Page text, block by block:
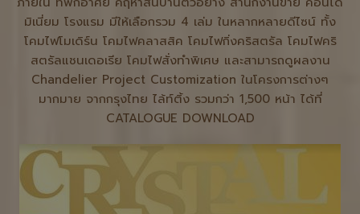
มิเนี่ยม โรงแรม มีให้เลือกรวม 4 เล่ม ในหลากหลายดีไซน์ ทั้ง
โคมไฟโมเดิร์น โคมไฟคลาสสิค โคมไฟกิ่งคริสตรัล โคมไฟคริ
สตรัลแชนเดอเรีย โคมไฟสั่งทำพิเศษ และสามารถดูผลงาน
Chandelier Project Customization ในโครงการต่างๆ
มากมาย จากกรุงไทย ไล้ท์ติ้ง รวมกว่า 1,500 หน้า ได้ที่
CATALOGUE DOWNLOAD